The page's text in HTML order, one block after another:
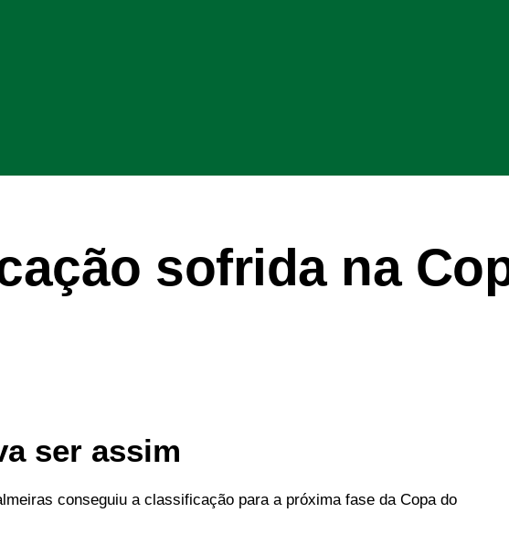
sofrida na
ser assim
conseguiu a classificação para a próxima fase da Copa do